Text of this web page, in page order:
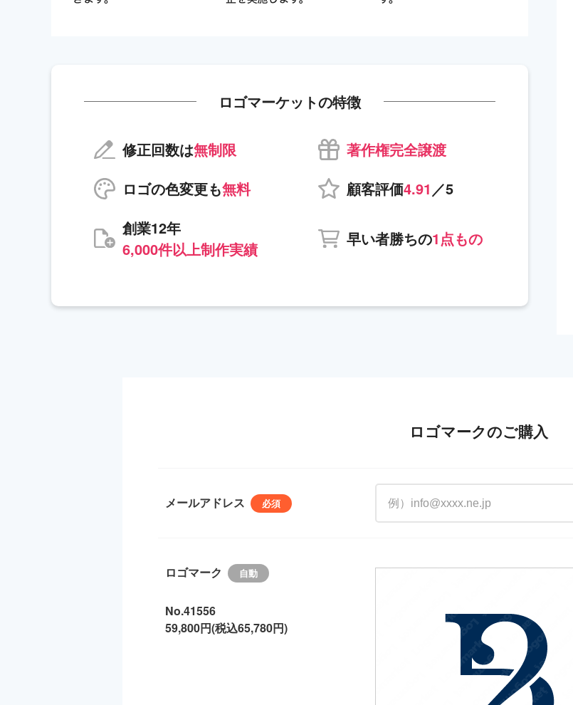
ロゴマーケットの特徴
修正回数は無制限
著作権完全譲渡
ロゴの色変更も無料 顧客評価4.91 ／5
創業12年
6,000件以上制作実績
早い者勝ちの1点もの
ロゴマークのご購入
メールアドレス
ロゴマーク
No.41556
59,800円(税込65,780円)